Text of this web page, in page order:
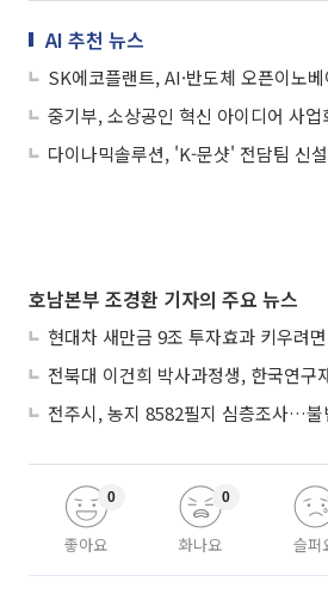
AI 추천 뉴스
중기부, 소상공인 혁신 아이디어 사
다이나믹솔루션, 'K-문샷' 전담팀 신
호남본부 조경환 기자의 주요 뉴스
좋아요
0
화나요
0
슬퍼